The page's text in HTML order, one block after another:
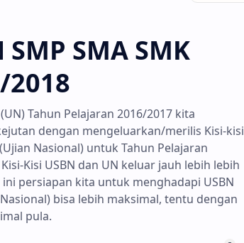
SMA SMK
Tahun Pelajaran 2016/2017 kita
dengan mengeluarkan/merilis Kisi-kisi
Nasional) untuk Tahun Pelajaran
Kisi USBN dan UN keluar jauh lebih lebih
persiapan kita untuk menghadapi USBN
bisa lebih maksimal, tentu dengan
pula.